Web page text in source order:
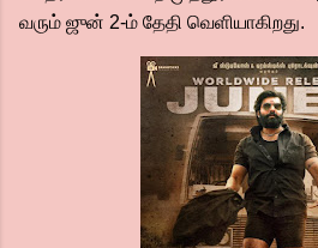
வரும் ஜுன் 2-ம் தேதி வெளியாகிறது.